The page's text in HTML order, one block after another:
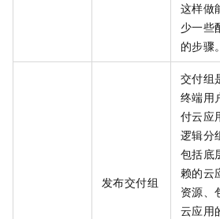
这样做
少一些
的步骤。
发布交付组
交付组
终端用
付云应
逻辑分
包括底
赖的云
资源、
云应用